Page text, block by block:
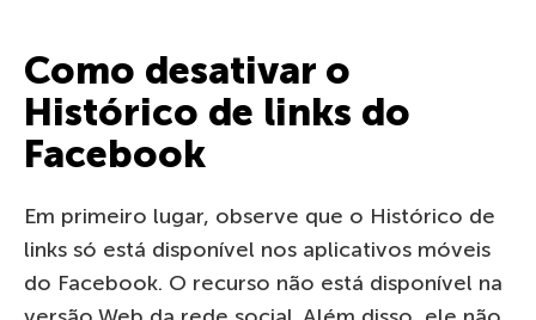
Como desativar o
Histórico de links do
Facebook
Em primeiro lugar, observe que o Histórico de
links só está disponível nos aplicativos móveis
do Facebook. O recurso não está disponível na